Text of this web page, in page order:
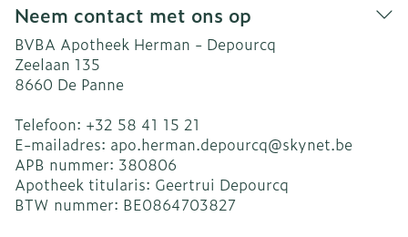
Neem contact met ons op
BVBA Apotheek Herman - Depourcq
Zeelaan 135
8660 De Panne
Telefoon: +32 58 41 15 21
E-mailadres: apo.herman.depourcq@skynet.be
APB nummer: 380806
Apotheek titularis: Geertrui Depourcq
BTW nummer: BE0864703827